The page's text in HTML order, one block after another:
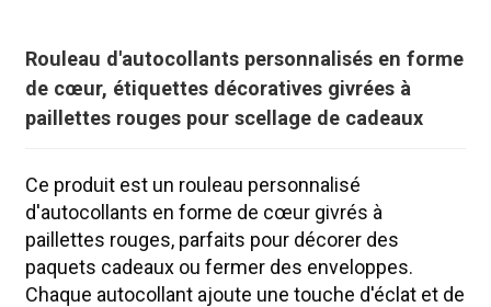
Rouleau d'autocollants personnalisés en forme
de cœur, étiquettes décoratives givrées à
paillettes rouges pour scellage de cadeaux
Ce produit est un rouleau personnalisé
d'autocollants en forme de cœur givrés à
paillettes rouges, parfaits pour décorer des
paquets cadeaux ou fermer des enveloppes.
Chaque autocollant ajoute une touche d'éclat et de